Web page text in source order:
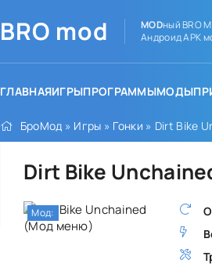
BRO mod MODный BRO
Андроид APK
ГЛАВНАЯИГРЫПРОГРАММЫМОДЫ
БроМод » Игры » Гонки » Dirt Bike
Dirt Bike
Мод: